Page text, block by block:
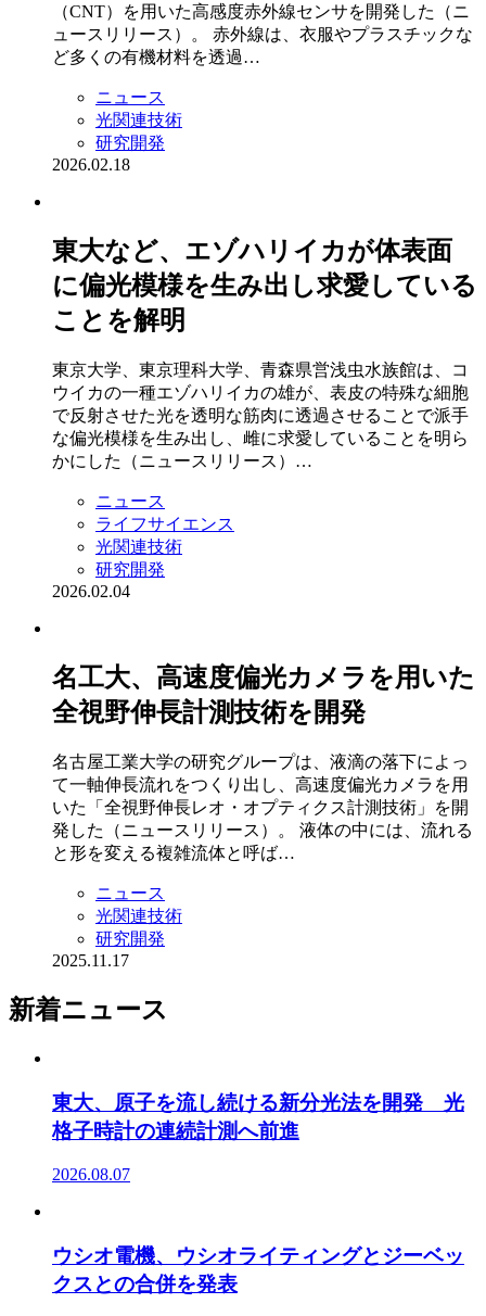
（CNT）を用いた高感度赤外線センサを開発した（ニ
ュースリリース）。 赤外線は、衣服やプラスチックな
ど多くの有機材料を透過…
ニュース
光関連技術
研究開発
2026.02.18
東大など、エゾハリイカが体表面
に偏光模様を生み出し求愛している
ことを解明
東京大学、東京理科大学、青森県営浅虫水族館は、コ
ウイカの一種エゾハリイカの雄が、表皮の特殊な細胞
で反射させた光を透明な筋肉に透過させることで派手
な偏光模様を生み出し、雌に求愛していることを明ら
かにした（ニュースリリース）…
ニュース
ライフサイエンス
光関連技術
研究開発
2026.02.04
名工大、高速度偏光カメラを用いた
全視野伸長計測技術を開発
名古屋工業大学の研究グループは、液滴の落下によっ
て一軸伸長流れをつくり出し、高速度偏光カメラを用
いた「全視野伸長レオ・オプティクス計測技術」を開
発した（ニュースリリース）。 液体の中には、流れる
と形を変える複雑流体と呼ば…
ニュース
光関連技術
研究開発
2025.11.17
新着ニュース
東大、原子を流し続ける新分光法を開発 光
格子時計の連続計測へ前進
2026.08.07
ウシオ電機、ウシオライティングとジーベッ
クスとの合併を発表